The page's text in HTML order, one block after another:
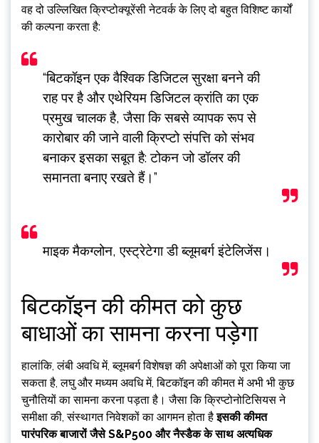
वह दो उल्लिखित क्रिप्टोक्यूरेंसी नेटवर्क के लिए दो बहुत विशिष्ट कार्यों
की कल्पना करता है:
“बिटकॉइन एक वैश्विक डिजिटल सुरक्षा बनने की
राह पर है और एथेरियम डिजिटल क्रांति का एक
प्रमुख चालक है, जैसा कि सबसे व्यापक रूप से
कारोबार की जाने वाली क्रिप्टो संपत्ति को संभव
बनाकर इसका सबूत है: टोकन जो डॉलर की
समानता बनाए रखते हैं।”
माइक मैकग्लोन, एस्ट्रेटेगा डी ब्लूमबर्ग इंटेलिजेंस।
बिटकॉइन की कीमत को कुछ
बाधाओं का सामना करना पड़ेगा
हालांकि, लंबी अवधि में, ब्लूमबर्ग विशेषज्ञ की अपेक्षाओं को पूरा किया जा
सकता है, लघु और मध्यम अवधि में, बिटकॉइन की कीमत में अभी भी कुछ
चुनौतियों का सामना करना पड़ता है। जैसा कि क्रिप्टोनोटिसियस ने
समीक्षा की, संस्थागत निवेशकों का आगमन होता हैइसकी कीमत
पारंपरिक बाजारों जैसे S&P500 और नैस्डैक के साथ अत्यधिक